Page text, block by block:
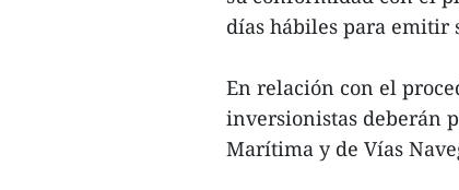
días hábiles para emitir
En relación con el
inversionistas deberán
Marítima y de Vías